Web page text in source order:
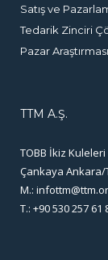
Satış ve
Tedarik Zinciri
Pazar Araştırması
TTM A.Ş.
TOBB İkiz Kuleleri
Çankaya Ankara/
M.:
T.: +90 530 257 61